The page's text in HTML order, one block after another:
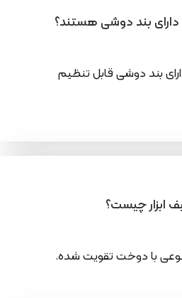
بند دوشی قابل تنظیم
با دوخت تقویت شده.